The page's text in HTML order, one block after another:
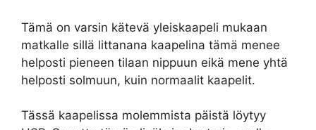
Tämä on varsin kätevä yleiskaapeli mukaan
matkalle sillä littanana kaapelina tämä menee
helposti pieneen tilaan nippuun eikä mene yhtä
helposti solmuun, kuin normaalit kaapelit.
Tässä kaapelissa molemmista päistä löytyy